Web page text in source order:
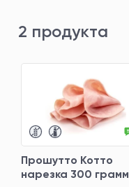
2 продукта
Прошутто Котто
нарезка 300 грамм